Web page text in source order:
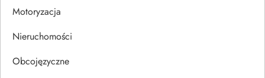
s
u
Motoryzacja
Nieruchomości
Obcojęzyczne